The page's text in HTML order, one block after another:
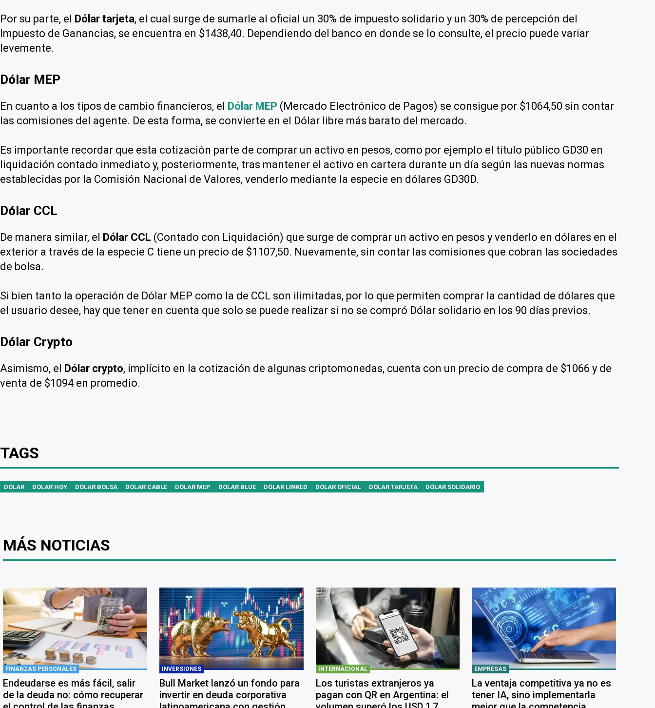
Por su parte, el Dólar tarjeta, el cual surge de sumarle al oficial un 30% de impuesto solidario y un 30% de percepción del
Impuesto de Ganancias, se encuentra en $1438,40. Dependiendo del banco en donde se lo consulte, el precio puede variar
levemente.
Dólar MEP
En cuanto a los tipos de cambio financieros, el Dólar MEP (Mercado Electrónico de Pagos) se consigue por $1064,50 sin contar
las comisiones del agente. De esta forma, se convierte en el Dólar libre más barato del mercado.
Es importante recordar que esta cotización parte de comprar un activo en pesos, como por ejemplo el título público GD30 en
liquidación contado inmediato y, posteriormente, tras mantener el activo en cartera durante un día según las nuevas normas
establecidas por la Comisión Nacional de Valores, venderlo mediante la especie en dólares GD30D.
Dólar CCL
De manera similar, el Dólar CCL (Contado con Liquidación) que surge de comprar un activo en pesos y venderlo en dólares en el
exterior a través de la especie C tiene un precio de $1107,50. Nuevamente, sin contar las comisiones que cobran las sociedades
de bolsa.
Si bien tanto la operación de Dólar MEP como la de CCL son ilimitadas, por lo que permiten comprar la cantidad de dólares que
el usuario desee, hay que tener en cuenta que solo se puede realizar si no se compró Dólar solidario en los 90 días previos.
Dólar Crypto
Asimismo, el Dólar crypto, implícito en la cotización de algunas criptomonedas, cuenta con un precio de compra de $1066 y de
venta de $1094 en promedio.
TAGS
DÓLAR DÓLAR HOY DÓLAR BOLSA DÓLAR CABLE DÓLAR MEP DÓLAR BLUE DÓLAR LINKED DÓLAR OFICIAL DÓLAR TARJETA DÓLAR SOLIDARIO
MÁS NOTICIAS
FINANZAS PERSONALES
Endeudarse es más fácil, salir
de la deuda no: cómo recuperar
INVERSIONES
Bull Market lanzó un fondo para
invertir en deuda corporativa
INTERNACIONAL
Los turistas extranjeros ya
pagan con QR en Argentina: el
EMPRESAS
La ventaja competitiva ya no es
tener IA, sino implementarla